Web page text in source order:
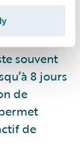
souvent
8 jours
de
de